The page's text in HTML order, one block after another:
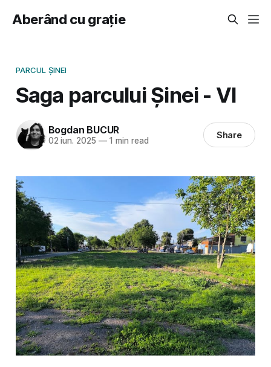
Aberând cu grație
PARCUL ȘINEI
Saga parcului Șinei - VI
Bogdan BUCUR
02 iun. 2025 —1 min read Share